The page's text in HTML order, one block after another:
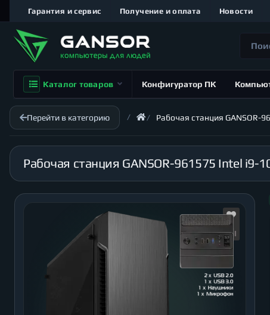
Гарантия и сервис Получение и оплата Новости
Каталог товаров Конфигуратор ПК
Перейти в категорию Рабочая станция GANSOR-